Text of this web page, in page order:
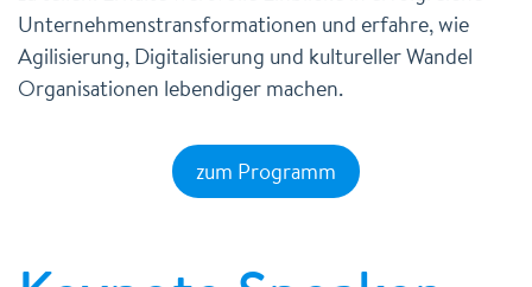
Unternehmens­transformationen und erfahre, wie
Agilisierung, Digitalisierung und kultureller Wandel
Organisationen lebendiger machen.
zum Programm